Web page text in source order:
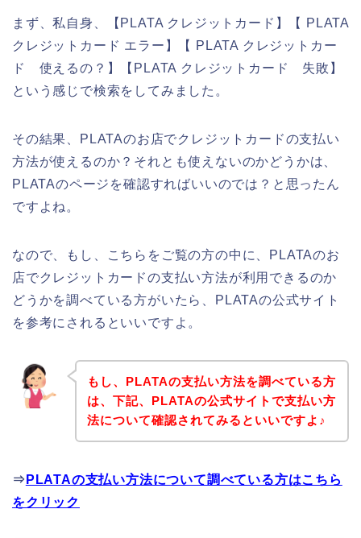
まず、私自身、【PLATA クレジットカード】【 PLATA
クレジットカード エラー】【 PLATA クレジットカー
ド 使えるの？】【PLATA クレジットカード 失敗】
という感じで検索をしてみました。
その結果、PLATAのお店でクレジットカードの支払い
方法が使えるのか？それとも使えないのかどうかは、
PLATAのページを確認すればいいのでは？と思ったん
ですよね。
なので、もし、こちらをご覧の方の中に、PLATAのお
店でクレジットカードの支払い方法が利用できるのか
どうかを調べている方がいたら、PLATAの公式サイト
を参考にされるといいですよ。
もし、PLATAの支払い方法を調べている方
は、下記、PLATAの公式サイトで支払い方
法について確認されてみるといいですよ♪
⇒ PLATAの支払い方法について調べている方はこちら
をクリック